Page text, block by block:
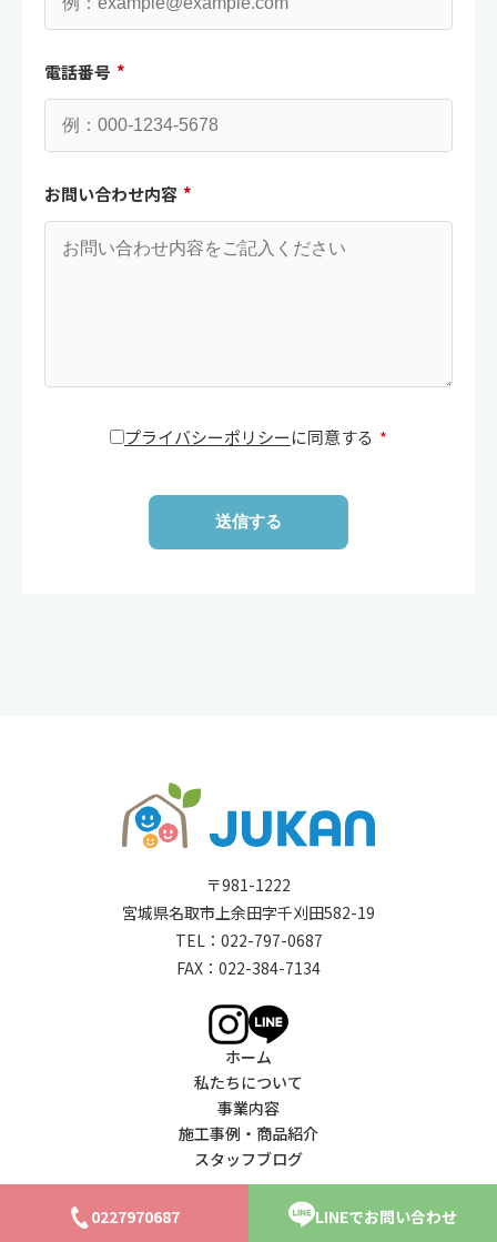
0227970687 LINEでお問い合わせ
電話番号 *
お問い合わせ内容 *
プライバシーポリシーに同意する *
送信する
〒981-1222
宮城県名取市上余田字千刈田582-19
TEL： 022-797-0687
FAX：022-384-7134
ホーム
私たちについて
事業内容
施工事例・商品紹介
スタッフブログ
© 2026 住宅環境サービス株式会社